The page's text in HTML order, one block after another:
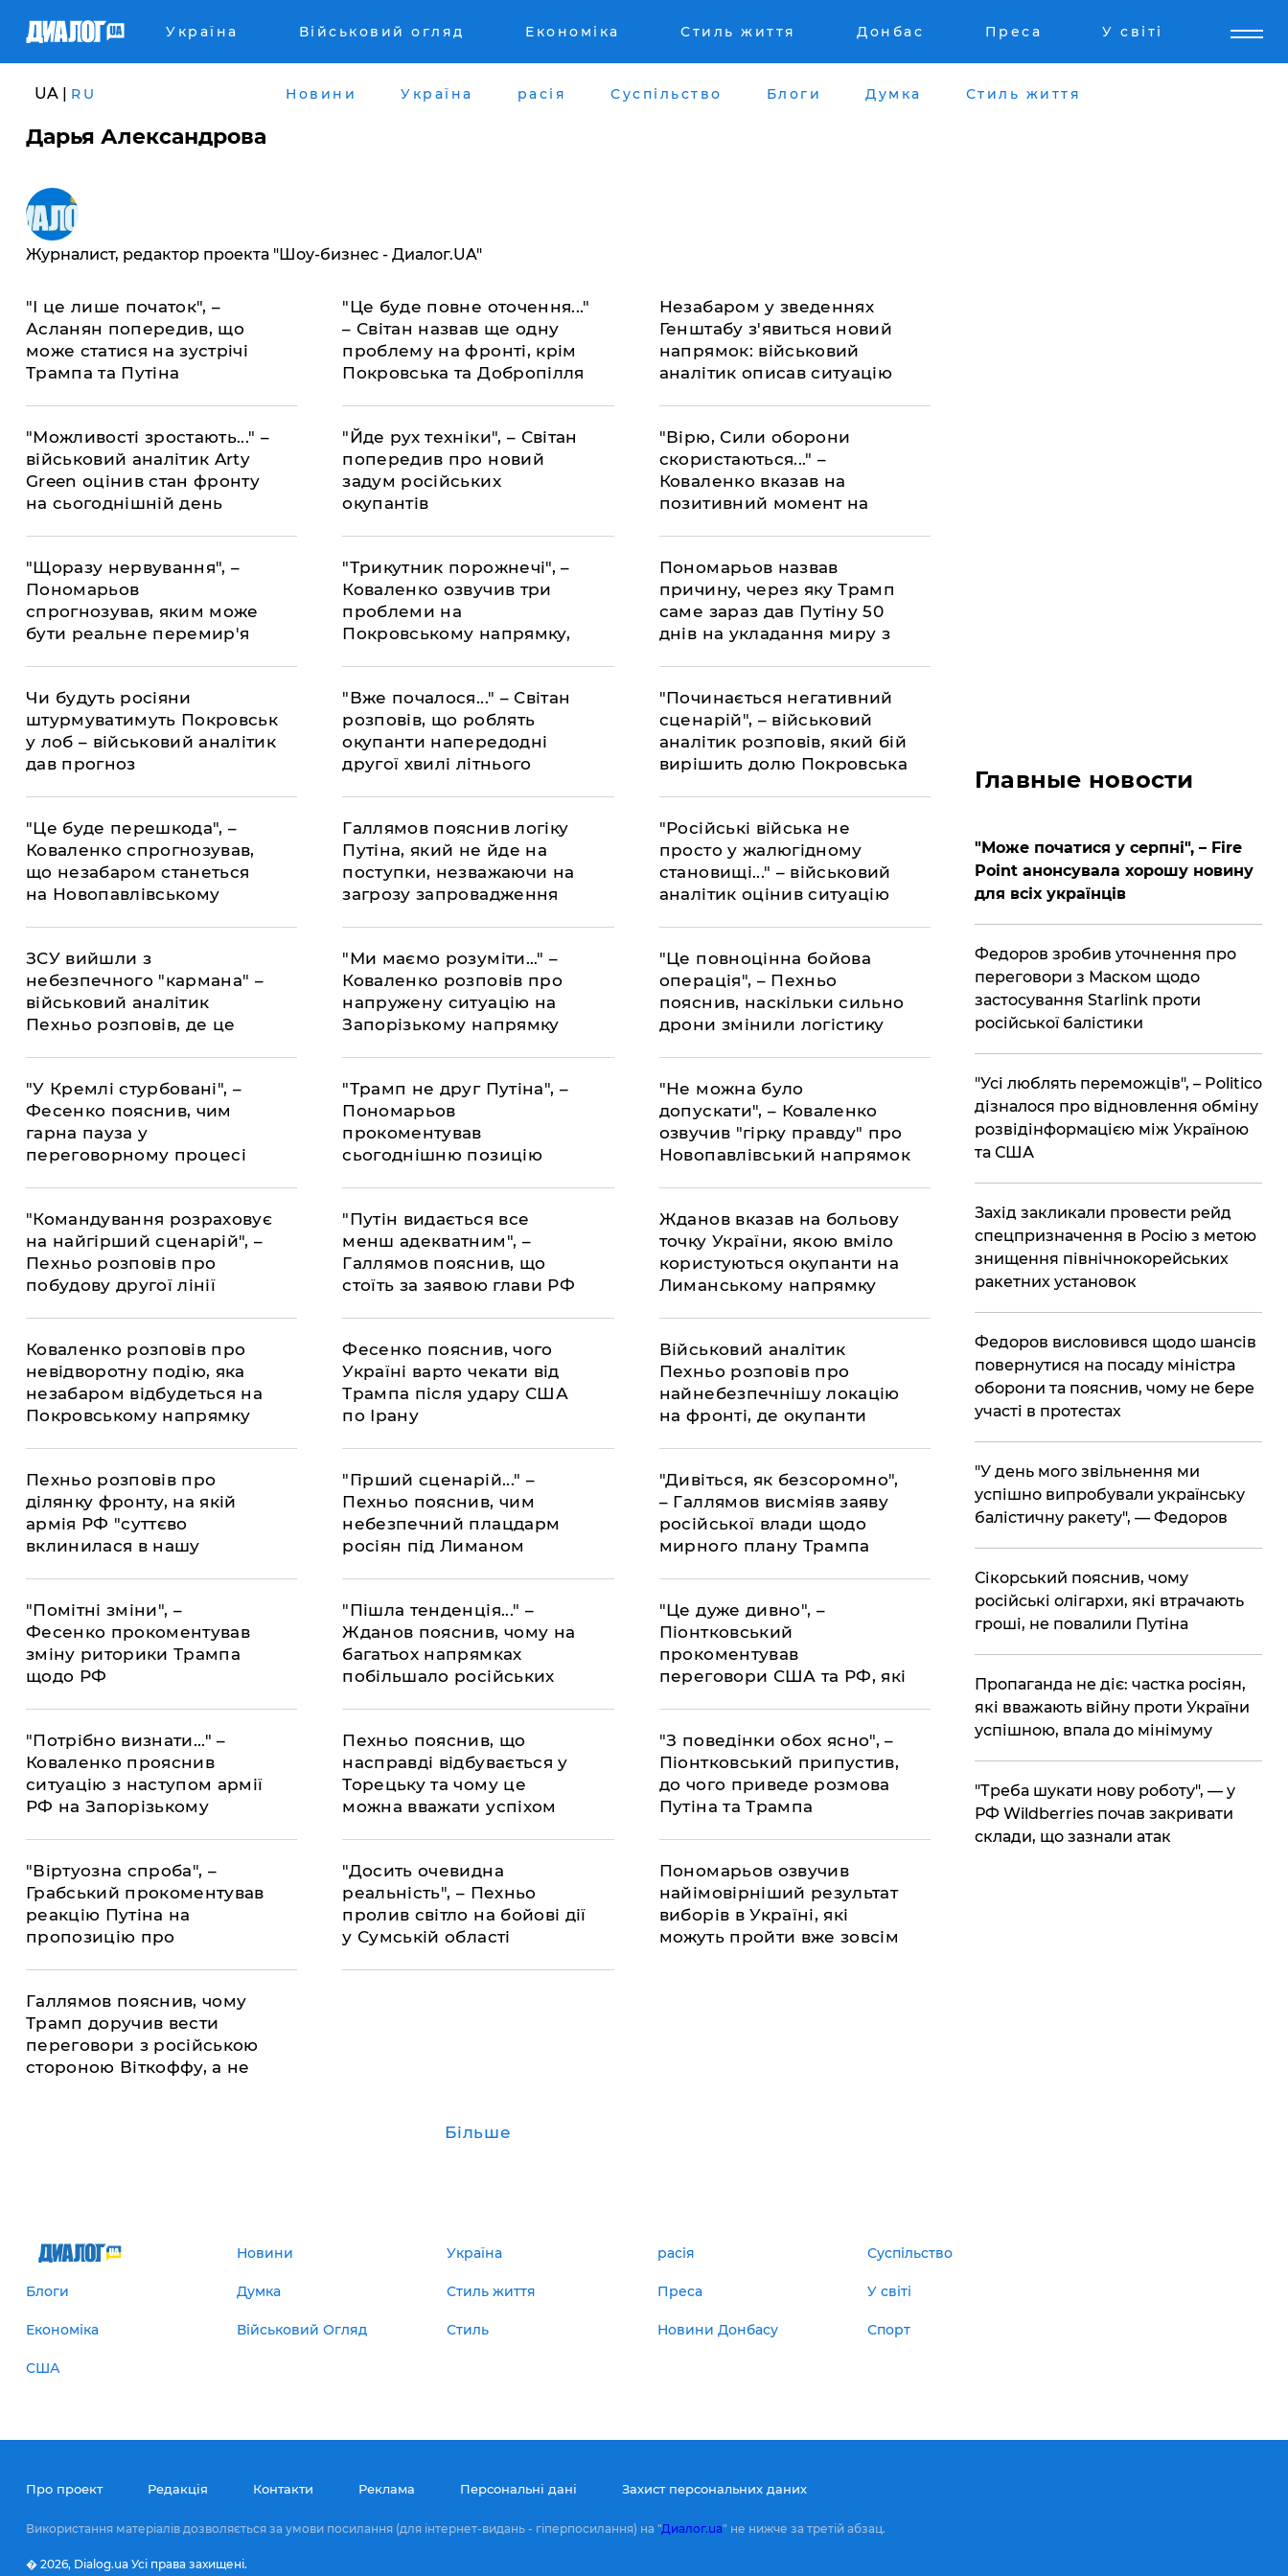
Україна Військовий огляд Економіка Стиль життя Донбас Преса У світі
UA | RU Новини Україна расія Суспільство Блоги Думка Стиль життя
Дарья Александрова
Журналист, редактор проекта "Шоу-бизнес - Диалог.UA"
"І це лише початок", –
Асланян попередив, що
може статися на зустрічі
Трампа та Путіна
"Це буде повне оточення..."
– Світан назвав ще одну
проблему на фронті, крім
Покровська та Добропілля
Незабаром у зведеннях
Генштабу з'явиться новий
напрямок: військовий
аналітик описав ситуацію
"Можливості зростають..." –
військовий аналітик Arty
Green оцінив стан фронту
на сьогоднішній день
"Йде рух техніки", – Світан
попередив про новий
задум російських
окупантів
"Вірю, Сили оборони
скористаються..." –
Коваленко вказав на
позитивний момент на
"Щоразу нервування", –
Пономарьов
спрогнозував, яким може
бути реальне перемир'я
"Трикутник порожнечі", –
Коваленко озвучив три
проблеми на
Покровському напрямку,
Пономарьов назвав
причину, через яку Трамп
саме зараз дав Путіну 50
днів на укладання миру з
Чи будуть росіяни
штурмуватимуть Покровськ
у лоб – військовий аналітик
дав прогноз
"Вже почалося..." – Світан
розповів, що роблять
окупанти напередодні
другої хвилі літнього
"Починається негативний
сценарій", – військовий
аналітик розповів, який бій
вирішить долю Покровська
"Це буде перешкода", –
Коваленко спрогнозував,
що незабаром станеться
на Новопавлівському
Галлямов пояснив логіку
Путіна, який не йде на
поступки, незважаючи на
загрозу запровадження
"Російські війська не
просто у жалюгідному
становищі..." – військовий
аналітик оцінив ситуацію
ЗСУ вийшли з
небезпечного "кармана" –
військовий аналітик
Пехньо розповів, де це
"Ми маємо розуміти…" –
Коваленко розповів про
напружену ситуацію на
Запорізькому напрямку
"Це повноцінна бойова
операція", – Пехньо
пояснив, наскільки сильно
дрони змінили логістику
"У Кремлі стурбовані", –
Фесенко пояснив, чим
гарна пауза у
переговорному процесі
"Трамп не друг Путіна", –
Пономарьов
прокоментував
сьогоднішню позицію
"Не можна було
допускати", – Коваленко
озвучив "гірку правду" про
Новопавлівський напрямок
"Командування розраховує
на найгірший сценарій", –
Пехньо розповів про
побудову другої лінії
"Путін видається все
менш адекватним", –
Галлямов пояснив, що
стоїть за заявою глави РФ
Жданов вказав на больову
точку України, якою вміло
користуються окупанти на
Лиманському напрямку
Коваленко розповів про
невідворотну подію, яка
незабаром відбудеться на
Покровському напрямку
Фесенко пояснив, чого
Україні варто чекати від
Трампа після удару США
по Ірану
Військовий аналітик
Пехньо розповів про
найнебезпечнішу локацію
на фронті, де окупанти
Пехньо розповів про
ділянку фронту, на якій
армія РФ "суттєво
вклинилася в нашу
"Гірший сценарій..." –
Пехньо пояснив, чим
небезпечний плацдарм
росіян під Лиманом
"Дивіться, як безсоромно",
– Галлямов висміяв заяву
російської влади щодо
мирного плану Трампа
"Помітні зміни", –
Фесенко прокоментував
зміну риторики Трампа
щодо РФ
"Пішла тенденція..." –
Жданов пояснив, чому на
багатьох напрямках
побільшало російських
"Це дуже дивно", –
Піонтковський
прокоментував
переговори США та РФ, які
"Потрібно визнати..." –
Коваленко прояснив
ситуацію з наступом армії
РФ на Запорізькому
Пехньо пояснив, що
насправді відбувається у
Торецьку та чому це
можна вважати успіхом
"З поведінки обох ясно", –
Піонтковський припустив,
до чого приведе розмова
Путіна та Трампа
"Віртуозна спроба", –
Грабський прокоментував
реакцію Путіна на
пропозицію про
"Досить очевидна
реальність", – Пехньо
пролив світло на бойові дії
у Сумській області
Пономарьов озвучив
найімовірніший результат
виборів в Україні, які
можуть пройти вже зовсім
Галлямов пояснив, чому
Трамп доручив вести
переговори з російською
стороною Віткоффу, а не
Більше
Главные новости
"Може початися у серпні", – Fire
Point анонсувала хорошу новину
для всіх українців
Федоров зробив уточнення про
переговори з Маском щодо
застосування Starlink проти
російської балістики
"Усі люблять переможців", – Politico
дізналося про відновлення обміну
розвідінформацією між Україною
та США
​Захід закликали провести рейд
спецпризначення в Росію з метою
знищення північнокорейських
ракетних установок
​Федоров висловився щодо шансів
повернутися на посаду міністра
оборони та пояснив, чому не бере
участі в протестах
​"У день мого звільнення ми
успішно випробували українську
балістичну ракету", — Федоров
​Сікорський пояснив, чому
російські олігархи, які втрачають
гроші, не повалили Путіна
​Пропаганда не діє: частка росіян,
які вважають війну проти України
успішною, впала до мінімуму
​"Треба шукати нову роботу", — у
РФ Wildberries почав закривати
склади, що зазнали атак
Новини Україна расія Суспільство
Блоги Думка Стиль життя Преса У світі
Економіка Військовий Огляд Стиль Новини Донбасу Спорт
США
Про проект Редакція Контакти Реклама Персональні дані Захист персональних даних
Використання матеріалів дозволяється за умови посилання (для інтернет-видань - гіперпосилання) на "Диалог.ua" не нижче за третій абзац.
� 2026, Dialog.ua Усі права захищені.